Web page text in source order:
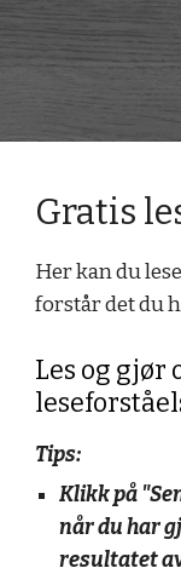
Gratis
Her kan du
forstår det du
Les og gjør
Tips:
Klikk på
når du har
resultatet